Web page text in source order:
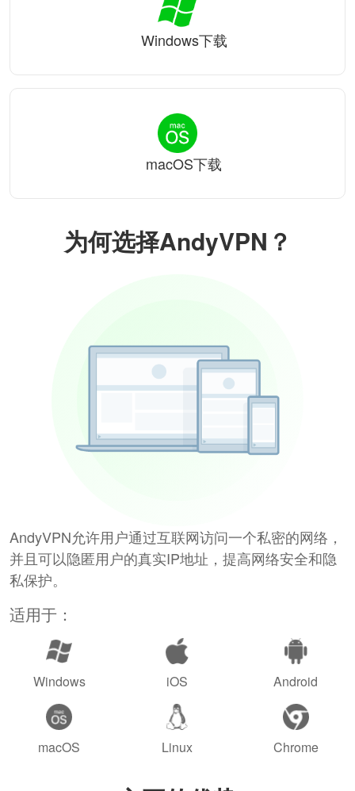
为何选择AndyVPN？
AndyVPN允许用户通过互联网访问一个私密的网络，
并且可以隐匿用户的真实IP地址，提高网络安全和隐
私保护。
适用于：
Windows iOS Android
macOS Linux Chrome
Windows下载
macOS下载